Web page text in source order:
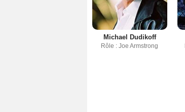
Michael Dudikoff
Rôle : Joe Armstrong